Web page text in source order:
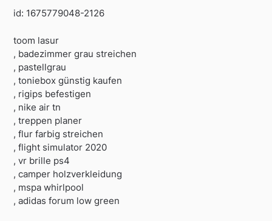
id: 1675779048-2126
toom lasur
, badezimmer grau streichen
, pastellgrau
, toniebox günstig kaufen
, rigips befestigen
, nike air tn
, treppen planer
, flur farbig streichen
, flight simulator 2020
, vr brille ps4
, camper holzverkleidung
, mspa whirlpool
, adidas forum low green